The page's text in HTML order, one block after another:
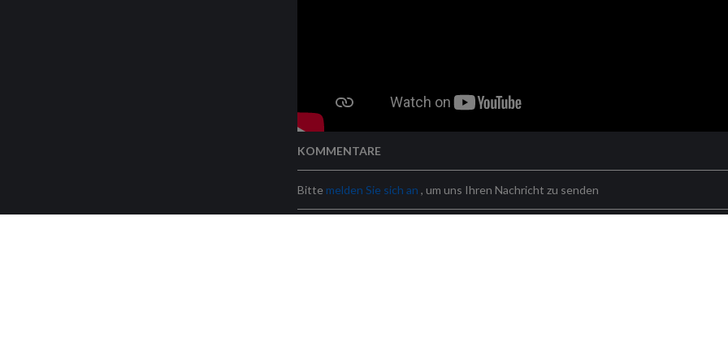
KOMMENTARE
Bitte melden Sie sich an , um uns Ihren Nachricht zu senden